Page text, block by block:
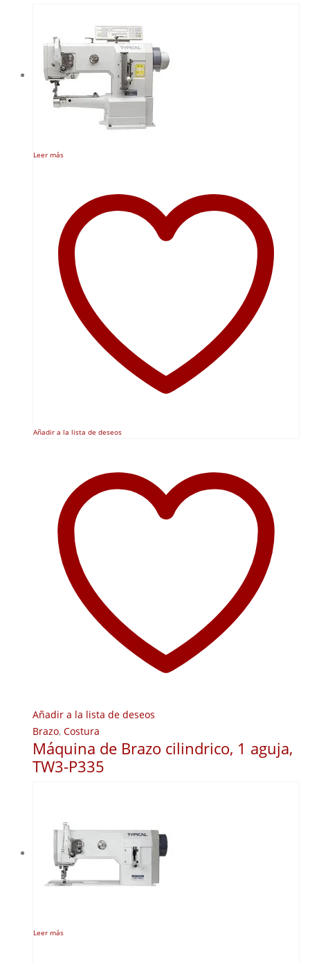
Leer más
Añadir a la lista de deseos
Añadir a la lista de deseos
Brazo, Costura
Máquina de Brazo cilindrico, 1 aguja,
TW3-P335
Leer más